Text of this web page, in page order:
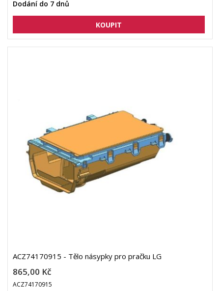
Dodání do 7 dnů
ACZ74170915 - Tělo násypky pro pračku LG
865,00 Kč
ACZ74170915